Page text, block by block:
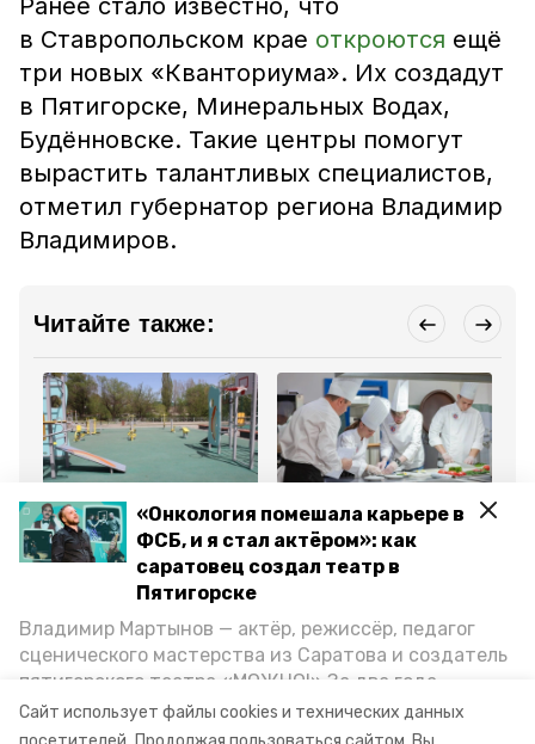
Сайт использует файлы cookies и технических данных
«Онкология помешала карьере в
ФСБ, и я стал актёром»: как
саратовец создал театр в
Пятигорске
Владимир Мартынов — актёр, режиссёр, педагог
сценического мастерства из Саратова и создатель
пятигорского театра «МОЖНО!» За два года
существования театр выпустил восемь спектаклей,
впереди — новые премьеры. О том, как стал
Ранее стало известно, что
в Ставропольском крае откроются ещё
три новых «Кванториума». Их создадут
в Пятигорске, Минеральных Водах,
Будённовске. Такие центры помогут
вырастить талантливых специалистов,
отметил губернатор региона Владимир
Владимиров.
Читайте также:
Общество
26 июня 2024, 16:10
Спортплощадки и
лежаки отремонтируют
в пятигорском парке
26 июня 2024, 13:14
Пятигорская школа
заняла второе место в
конкурсе «Лучшая
Все новости